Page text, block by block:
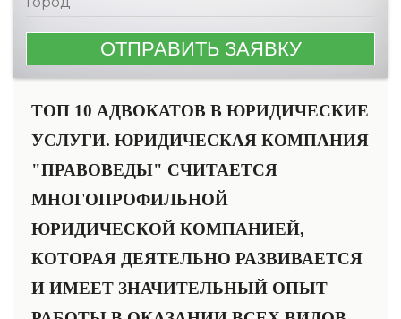
ТОП 10 АДВОКАТОВ В ЮРИДИЧЕСКИЕ
УСЛУГИ. ЮРИДИЧЕСКАЯ КОМПАНИЯ
"ПРАВОВЕДЫ" СЧИТАЕТСЯ
МНОГОПРОФИЛЬНОЙ
ЮРИДИЧЕСКОЙ КОМПАНИЕЙ,
КОТОРАЯ ДЕЯТЕЛЬНО РАЗВИВАЕТСЯ
И ИМЕЕТ ЗНАЧИТЕЛЬНЫЙ ОПЫТ